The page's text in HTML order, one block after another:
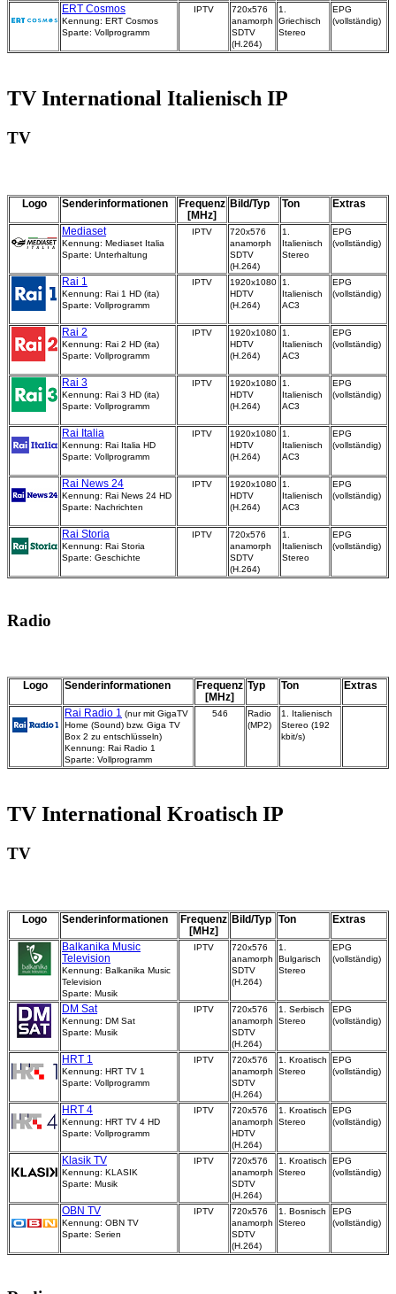
ERT Cosmos
Kennung: ERT Cosmos
Sparte: Vollprogramm
IPTV
720x576
anamorph
SDTV
(H.264)
1.
Griechisch
Stereo
EPG
(vollständig)
TV International Italienisch IP
TV
Logo Senderinformationen
Frequenz
[MHz]
Bild/Typ Ton Extras
Mediaset
Kennung: Mediaset Italia
Sparte: Unterhaltung
IPTV
720x576
anamorph
SDTV
(H.264)
1.
Italienisch
Stereo
EPG
(vollständig)
Rai 1
Kennung: Rai 1 HD (ita)
Sparte: Vollprogramm
IPTV
1920x1080
HDTV
(H.264)
1.
Italienisch
AC3
EPG
(vollständig)
Rai 2
Kennung: Rai 2 HD (ita)
Sparte: Vollprogramm
IPTV
1920x1080
HDTV
(H.264)
1.
Italienisch
AC3
EPG
(vollständig)
Rai 3
Kennung: Rai 3 HD (ita)
Sparte: Vollprogramm
IPTV
1920x1080
HDTV
(H.264)
1.
Italienisch
AC3
EPG
(vollständig)
Rai Italia
Kennung: Rai Italia HD
Sparte: Vollprogramm
IPTV
1920x1080
HDTV
(H.264)
1.
Italienisch
AC3
EPG
(vollständig)
Rai News 24
Kennung: Rai News 24 HD
Sparte: Nachrichten
IPTV
1920x1080
HDTV
(H.264)
1.
Italienisch
AC3
EPG
(vollständig)
Rai Storia
Kennung: Rai Storia
Sparte: Geschichte
IPTV
720x576
anamorph
SDTV
(H.264)
1.
Italienisch
Stereo
EPG
(vollständig)
Radio
Logo Senderinformationen
Frequenz
[MHz]
Typ Ton Extras
Rai Radio 1 (nur mit GigaTV
Home (Sound) bzw. Giga TV
Box 2 zu entschlüsseln)
Kennung: Rai Radio 1
Sparte: Vollprogramm
546
Radio
(MP2)
1. Italienisch
Stereo (192
kbit/s)
TV International Kroatisch IP
TV
Logo Senderinformationen
Frequenz
[MHz]
Bild/Typ Ton Extras
Balkanika Music
Television
Kennung: Balkanika Music
Television
Sparte: Musik
IPTV
720x576
anamorph
SDTV
(H.264)
1.
Bulgarisch
Stereo
EPG
(vollständig)
DM Sat
Kennung: DM Sat
Sparte: Musik
IPTV
720x576
anamorph
SDTV
(H.264)
1. Serbisch
Stereo
EPG
(vollständig)
HRT 1
Kennung: HRT TV 1
Sparte: Vollprogramm
IPTV
720x576
anamorph
SDTV
(H.264)
1. Kroatisch
Stereo
EPG
(vollständig)
HRT 4
Kennung: HRT TV 4 HD
Sparte: Vollprogramm
IPTV
720x576
anamorph
HDTV
(H.264)
1. Kroatisch
Stereo
EPG
(vollständig)
Klasik TV
Kennung: KLASIK
Sparte: Musik
IPTV
720x576
anamorph
SDTV
(H.264)
1. Kroatisch
Stereo
EPG
(vollständig)
OBN TV
Kennung: OBN TV
Sparte: Serien
IPTV
720x576
anamorph
SDTV
(H.264)
1. Bosnisch
Stereo
EPG
(vollständig)